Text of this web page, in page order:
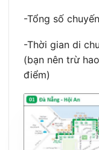
-Tổng số
-Thời gian di
(bạn nên trừ
điểm)